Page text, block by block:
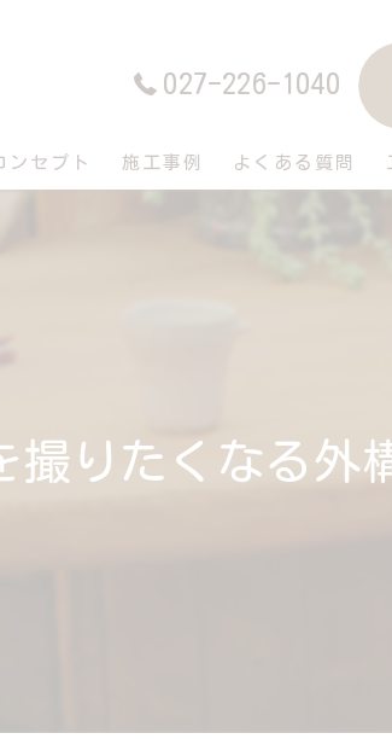
027-226-1040
ンセプト 施工事例 よくある質問
撮りたくなる外